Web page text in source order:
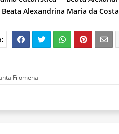
Alexandrina Maria da Costa
Filomena